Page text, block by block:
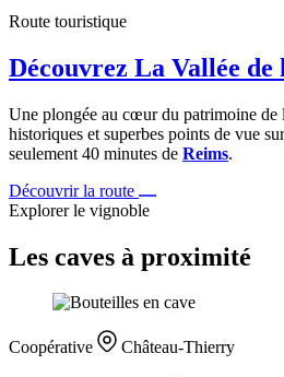
Route touristique
Découvrez La Vallée
Une plongée au cœur du patrimoine de
historiques et superbes points de vue
seulement 40 minutes de Reims.
Découvrir la route
Explorer le vignoble
Les caves à proximité
Coopérative Château-Thierry